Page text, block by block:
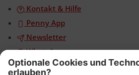
Kontakt & Hilfe
Penny App
Newsletter
WhatsApp
App